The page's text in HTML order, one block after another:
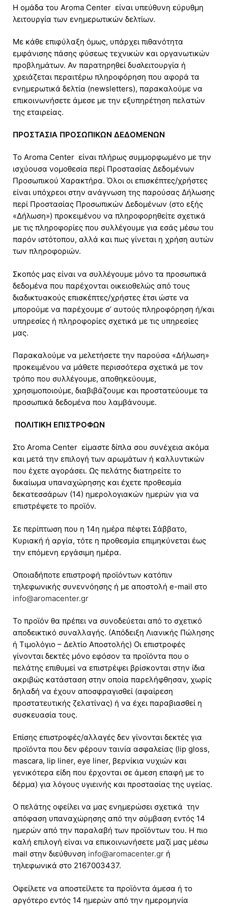
Η ομάδα του Aroma Center είναι υπεύθυνη εύρυθμη
λειτουργία των ενημερωτικών δελτίων.
Με κάθε επιφύλαξη όμως, υπάρχει πιθανότητα
εμφάνισης πάσης φύσεως τεχνικών και οργανωτικών
προβλημάτων. Αν παρατηρηθεί δυσλειτουργία ή
χρειάζεται περαιτέρω πληροφόρηση που αφορά τα
ενημερωτικά δελτία (newsletters), παρακαλούμε να
επικοινωνήσετε άμεσε με την εξυπηρέτηση πελατών
της εταιρείας.
ΠΡΟΣΤΑΣΙΑ ΠΡΟΣΩΠΙΚΩΝ ΔΕΔΟΜΕΝΩΝ
Το Aroma Center είναι πλήρως συμμορφωμένο με την
ισχύουσα νομοθεσία περί Προστασίας Δεδομένων
Προσωπικού Χαρακτήρα. Όλοι οι επισκέπτες/χρήστες
είναι υπόχρεοι στην ανάγνωση της παρούσας Δήλωσης
περί Προστασίας Προσωπικών Δεδομένων (στο εξής
«Δήλωση») προκειμένου να πληροφορηθείτε σχετικά
με τις πληροφορίες που συλλέγουμε για εσάς μέσω του
παρόν ιστότοπου, αλλά και πως γίνεται η χρήση αυτών
των πληροφοριών.
Σκοπός μας είναι να συλλέγουμε μόνο τα προσωπικά
δεδομένα που παρέχονται οικειοθελώς από τους
διαδικτυακούς επισκέπτες/χρήστες έτσι ώστε να
μπορούμε να παρέχουμε σ’ αυτούς πληροφόρηση ή/και
υπηρεσίες ή πληροφορίες σχετικά με τις υπηρεσίες
μας.
Παρακαλούμε να μελετήσετε την παρούσα «Δήλωση»
προκειμένου να μάθετε περισσότερα σχετικά με τον
τρόπο που συλλέγουμε, αποθηκεύουμε,
χρησιμοποιούμε, διαβιβάζουμε και προστατεύουμε τα
προσωπικά δεδομένα που λαμβάνουμε.
ΠΟΛΙΤΙΚΗ ΕΠΙΣΤΡΟΦΩΝ
Στο Aroma Center είμαστε δίπλα σου συνέχεια ακόμα
και μετά την επιλογή των αρωμάτων ή καλλυντικών
που έχετε αγοράσει. Ως πελάτης διατηρείτε το
δικαίωμα υπαναχώρησης και έχετε προθεσμία
δεκατεσσάρων (14) ημερολογιακών ημερών για να
επιστρέψετε το προϊόν.
Σε περίπτωση που η 14η ημέρα πέφτει Σάββατο,
Κυριακή ή αργία, τότε η προθεσμία επιμηκύνεται έως
την επόμενη εργάσιμη ημέρα.
Οποιαδήποτε επιστροφή προϊόντων κατόπιν
τηλεφωνικής συνεννόησης ή με αποστολή e-mail στο
info@aromacenter.gr
Το προϊόν θα πρέπει να συνοδεύεται από το σχετικό
αποδεικτικό συναλλαγής. (Απόδειξη Λιανικής Πώλησης
ή Τιμολόγιο – Δελτίο Αποστολής) Οι επιστροφές
γίνονται δεκτές μόνο εφόσον τα προϊόντα που ο
πελάτης επιθυμεί να επιστρέψει βρίσκονται στην ίδια
ακριβώς κατάσταση στην οποία παρελήφθησαν, χωρίς
δηλαδή να έχουν αποσφραγισθεί (αφαίρεση
προστατευτικής ζελατίνας) ή να έχει παραβιασθεί η
συσκευασία τους.
Επίσης επιστροφές/αλλαγές δεν γίνονται δεκτές για
προϊόντα που δεν φέρουν ταινία ασφαλείας (lip gloss,
mascara, lip liner, eye liner, βερνίκια νυχιών και
γενικότερα είδη που έρχονται σε άμεση επαφή με το
δέρμα) για λόγους υγιεινής και προστασίας της υγείας.
Ο πελάτης οφείλει να μας ενημερώσει σχετικά την
απόφαση υπαναχώρησης από την σύμβαση εντός 14
ημερών από την παραλαβή των προϊόντων του. Η πιο
καλή επιλογή είναι να επικοινωνήσετε μαζί μας μέσω
mail στην διεύθυνση info@aromacenter.gr ή
τηλεφωνικά στο 2167003437.
Οφείλετε να αποστείλετε τα προϊόντα άμεσα ή το
αργότερο εντός 14 ημερών από την ημερομηνία